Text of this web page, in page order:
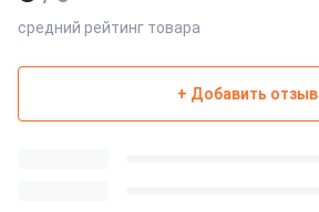
средний рейтинг товара
+ Добавить отзыв